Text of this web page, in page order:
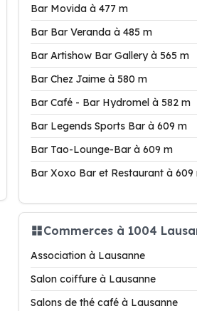
Bar Movida à 477 m
Bar Bar Veranda à 485 m
Bar Artishow Bar Gallery à 565 m
Bar Chez Jaime à 580 m
Bar Café - Bar Hydromel à 582 m
Bar Legends Sports Bar à 609 m
Bar Tao-Lounge-Bar à 609 m
Bar Xoxo Bar et Restaurant à 609
Commerces à 1004
Association à Lausanne
Salon coiffure à Lausanne
Salons de thé café à Lausanne